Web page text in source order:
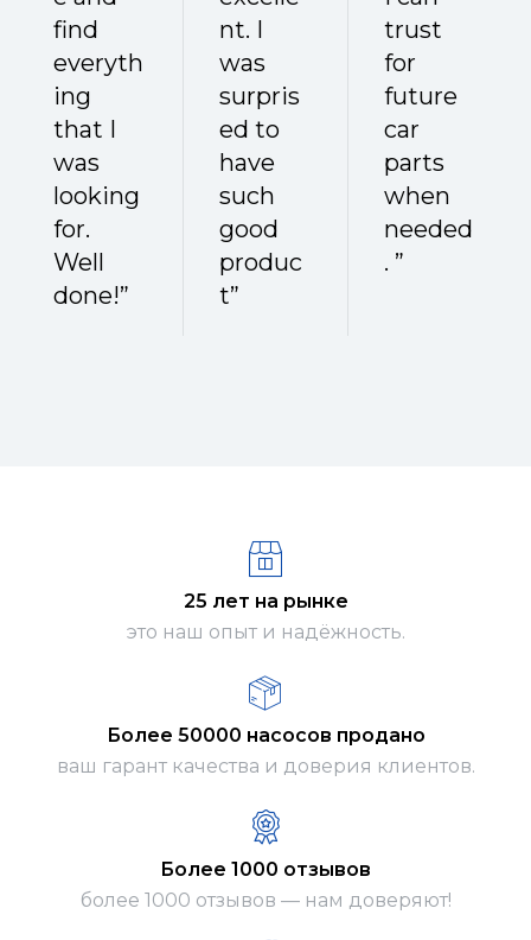
find
everyth
ing
that I
was
looking
for.
Well
done!”
nt. I
was
surpris
ed to
have
such
good
produc
t”
trust
for
future
car
parts
when
needed
. ”
25 лет на рынке
это наш опыт и надёжность.
Более 50000 насосов продано
ваш гарант качества и доверия клиентов.
Более 1000 отзывов
более 1000 отзывов — нам доверяют!